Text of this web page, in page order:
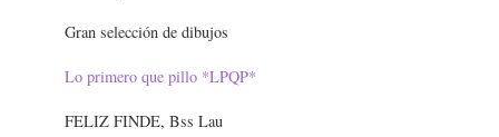
Gran selección de dibujos
Lo primero que pillo *LPQP*
FELIZ FINDE, Bss Lau